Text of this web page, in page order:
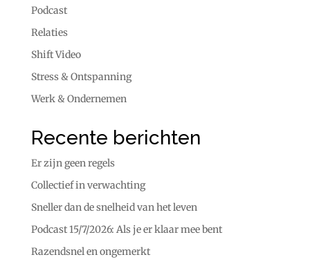
Podcast
Relaties
Shift Video
Stress & Ontspanning
Werk & Ondernemen
Recente berichten
Er zijn geen regels
Collectief in verwachting
Sneller dan de snelheid van het leven
Podcast 15/7/2026: Als je er klaar mee bent
Razendsnel en ongemerkt